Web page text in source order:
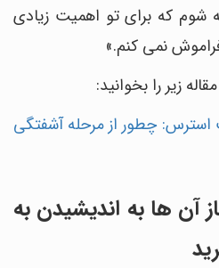
شوم که برای تو اهمیت زیادی
فراموش نمی کنم.»
زیر را بخوانید:
تحت استرس: چطور از مرحله آشفتگی
آن ها به اندیشیدن به